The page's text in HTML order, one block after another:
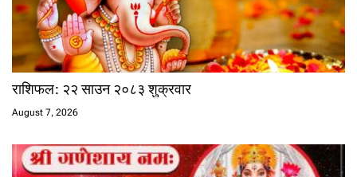
राशिफल: २२ साउन २०८३ शुक्रवार
August 7, 2026